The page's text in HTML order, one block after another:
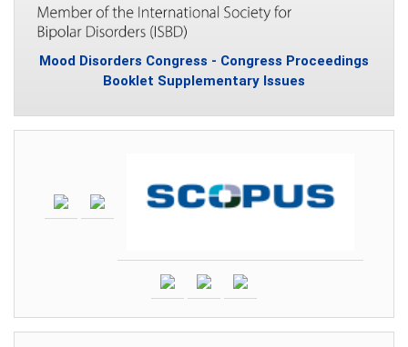
Mood Disorders Congress - Congress Proceedings
Booklet Supplementary Issues